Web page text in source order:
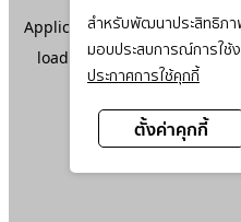
สำหรับพัฒนาประสิทธิภา
มอบประสบการณ์การใช้
ประกาศการใช้คุกกี้
ตั้งค่าคุกกี้
Application error: aclient-
loadingwww.ktc.co.th(see